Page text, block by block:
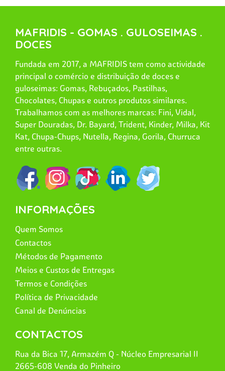
MAFRIDIS - GOMAS . GULOSEIMAS .
DOCES
Fundada em 2017, a MAFRIDIS tem como actividade
principal o comércio e distribuição de doces e
guloseimas: Gomas, Rebuçados, Pastilhas,
Chocolates, Chupas e outros produtos similares.
Trabalhamos com as melhores marcas: Fini, Vidal,
Super Douradas, Dr. Bayard, Trident, Kinder, Milka, Kit
Kat, Chupa-Chups, Nutella, Regina, Gorila, Churruca
entre outras.
INFORMAÇÕES
Quem Somos
Contactos
Métodos de Pagamento
Meios e Custos de Entregas
Termos e Condições
Política de Privacidade
Canal de Denúncias
CONTACTOS
Rua da Bica 17, Armazém Q - Núcleo Empresarial II
2665-608 Venda do Pinheiro